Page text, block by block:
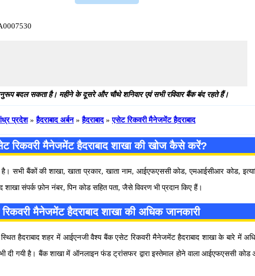
बदल सकता है। महीने के दूसरे और चौथे शनिवार एवं सभी रविवार बैंक बंद रहते हैं।
प्रदेश » हैदराबाद अर्बन » हैदराबाद » एसेट रिकवरी मैनेजमेंट हैदराबाद
रिकवरी मैनेजमेंट हैदराबाद शाखा की खोज कैसे करें?
सभी बैंकों की शाखा, खाता प्रकार, खाता नाम, आईएफएससी कोड, एमआईसीआर कोड,
संपर्क फ़ोन नंबर, पिन कोड सहित पता, जैसे विवरण भी प्रदान किए हैं।
मैनेजमेंट हैदराबाद शाखा की अधिक जानकारी
हैदराबाद शहर में आईएनजी वैश्य बैंक एसेट रिकवरी मैनेजमेंट हैदराबाद शाखा के बारे में
दी गयी है। बैंक शाखा में ऑनलाइन फंड ट्रांसफर द्वारा इस्तेमाल होने वाला आईएफएससी